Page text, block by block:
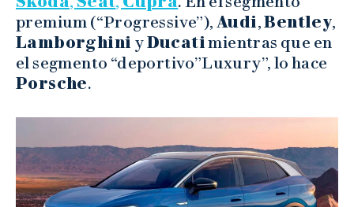
premium (“Progressive”), Audi,Bentley,
Lamborghini yDucatimientras que en
el segmento “deportivo”Luxury”, lo hace
Porsche.